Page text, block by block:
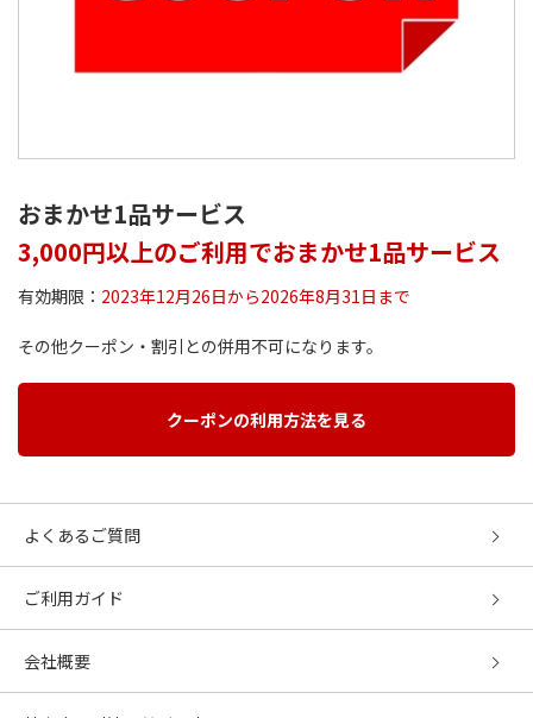
おまかせ1品サービス
3,000円以上のご利用でおまかせ1品サービス
有効期限： 2023年12月26日から2026年8月31日まで
その他クーポン・割引との併用不可になります。
クーポンの利用方法を見る
よくあるご質問
ご利用ガイド
会社概要